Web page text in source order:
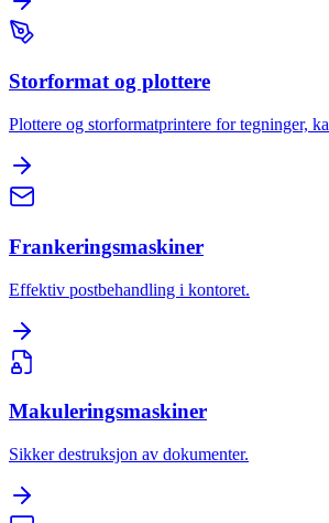
Storformat og plottere
Plottere og storformatprintere for tegninger,
Frankeringsmaskiner
Effektiv postbehandling i kontoret.
Makuleringsmaskiner
Sikker destruksjon av dokumenter.